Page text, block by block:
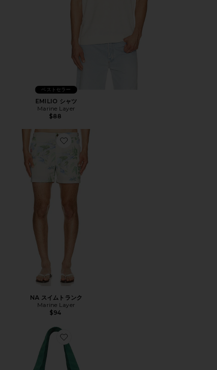
ベストセラー
EMILIO シャツ
Marine Layer
$88
Favorite NA スイムトランク
NA スイムトランク
Marine Layer
$94
Favorite JUMBO トートバッグ